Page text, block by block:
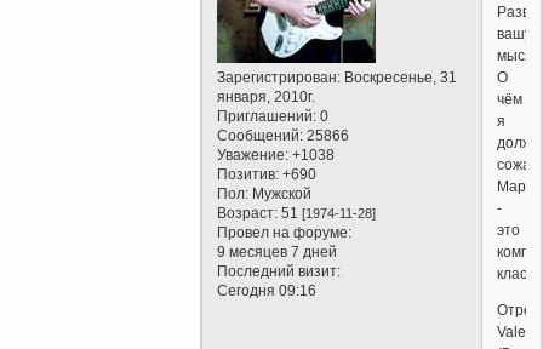
Зарегистрирован: Воскресенье, 31
января, 2010г.
Приглашений: 0
Сообщений: 25866
Уважение: +1038
Позитив: +690
Пол: Мужской
Возраст: 51[1974-11-28]
Провел на форуме:
9 месяцев 7 дней
Последний визит:
Сегодня 09:16
вашу
О
чём
я
-
это
класс.